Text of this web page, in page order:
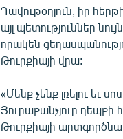
Դավութօղլուն, իր
այլ պետություններ
որակեն
Թուրքիայի վրա:
«Մենք չենք լռելու եւ
Յուրաքանչյուր դեպքի
Թուրքիայի